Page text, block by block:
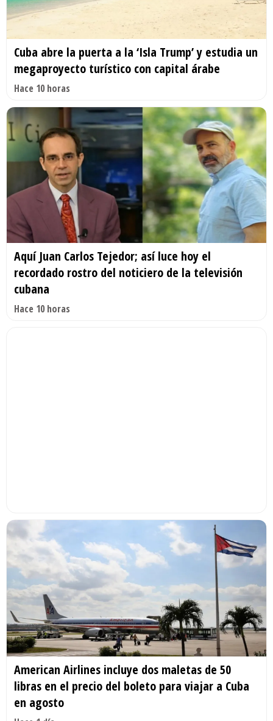
Cuba abre la puerta a la ‘Isla Trump’ y estudia un
megaproyecto turístico con capital árabe
Hace 10 horas
Aquí Juan Carlos Tejedor; así luce hoy el
recordado rostro del noticiero de la televisión
cubana
Hace 10 horas
American Airlines incluye dos maletas de 50
libras en el precio del boleto para viajar a Cuba
en agosto